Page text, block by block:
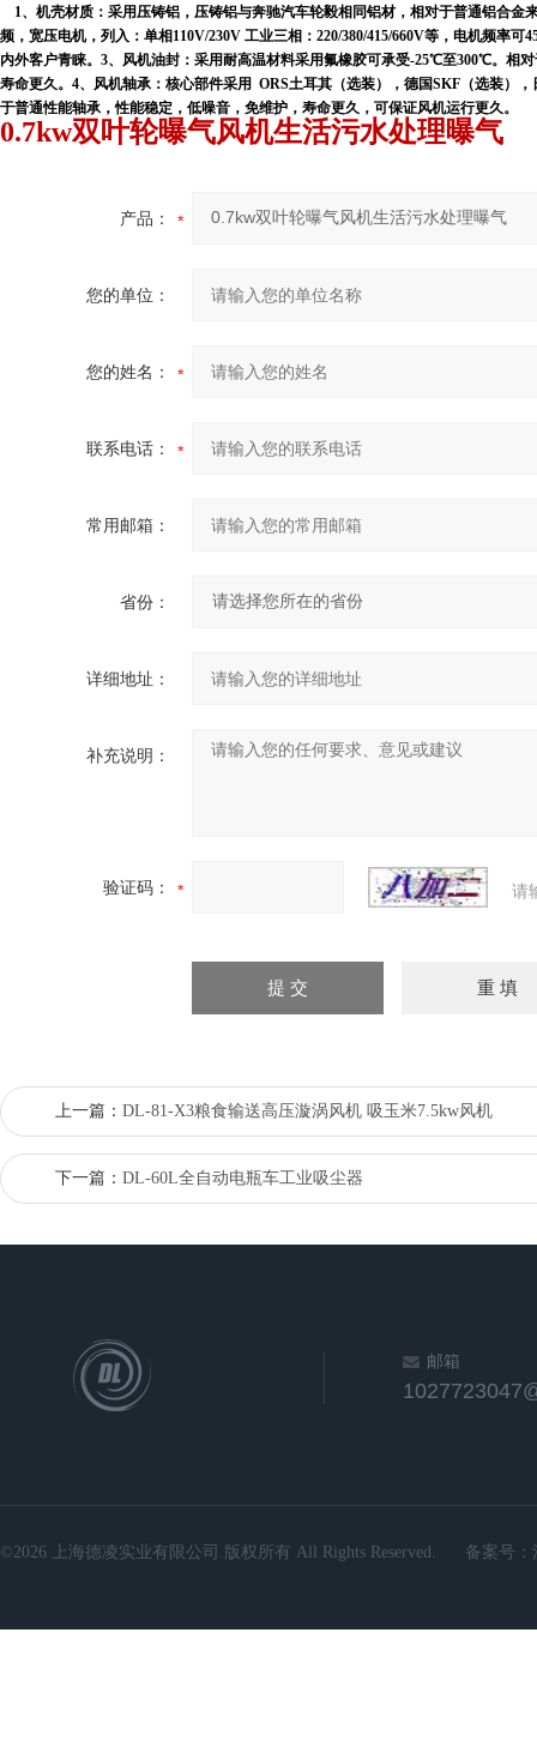
1、机壳材质：采用压铸铝，压铸铝与奔驰汽车轮毅相同铝材，相对于普通铝合金
频，宽压电机，列入：单相110V/230V 工业三相：220/380/415/660V等，电机频率
内外客户青睐。3、风机油封：采用耐高温材料采用氟橡胶可承受-25℃至300℃。相
寿命更久。4、风机轴承：核心部件采用 ORS土耳其（选装），德国SKF（选装）
于普通性能轴承，性能稳定，低噪音，免维护，寿命更久，可保证风机运行更久。
0.7kw双叶轮曝气风机生活污水处理曝气
产品：
您的单位：
您的姓名：
联系电话：
常用邮箱：
省份：
详细地址：
补充说明：
验证码： 请
上一篇： DL-81-X3粮食输送高压漩涡风机 吸玉米7.5kw风机
下一篇： DL-60L全自动电瓶车工业吸尘器
邮箱
©2026 上海德凌实业有限公司 版权所有 All Rights Reserved. 备案号：